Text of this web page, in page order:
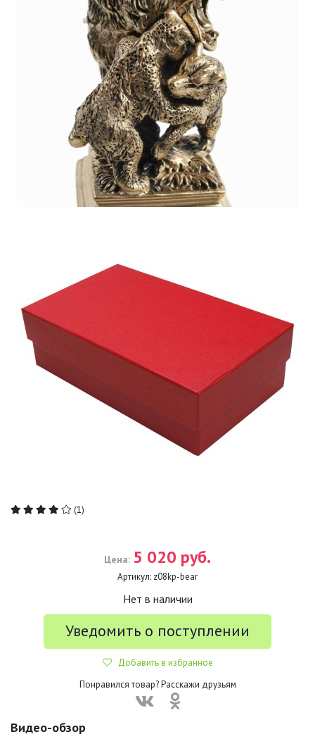
(1)
Цена: 5 020 руб.
Артикул: z08kp-bear
Нет в наличии
Уведомить о поступлении
Добавить в избранное
Понравился товар? Расскажи друзьям
Видео-обзор